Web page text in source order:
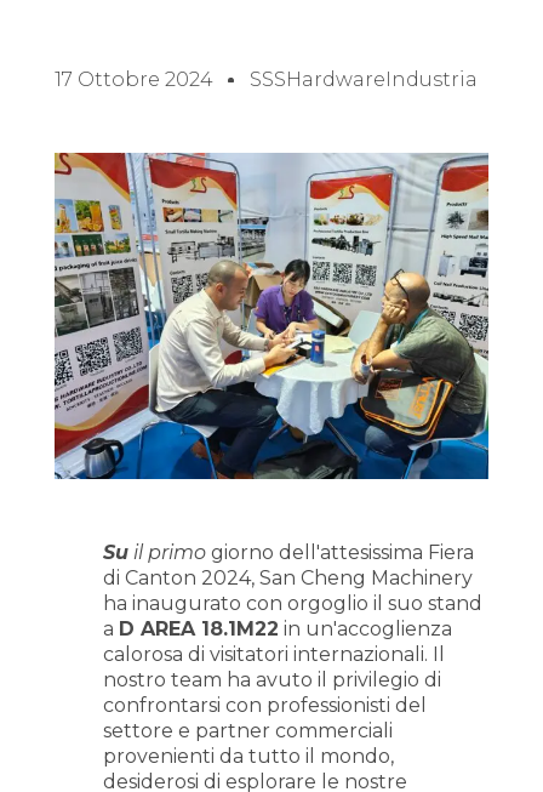
17 Ottobre 2024 SSSHardwareIndustria
Suil primogiorno dell'attesissima Fiera
di Canton 2024, San Cheng Machinery
ha inaugurato con orgoglio il suo stand
a D AREA 18.1M22 in un'accoglienza
calorosa di visitatori internazionali. Il
nostro team ha avuto il privilegio di
confrontarsi con professionisti del
settore e partner commerciali
provenienti da tutto il mondo,
desiderosi di esplorare le nostre